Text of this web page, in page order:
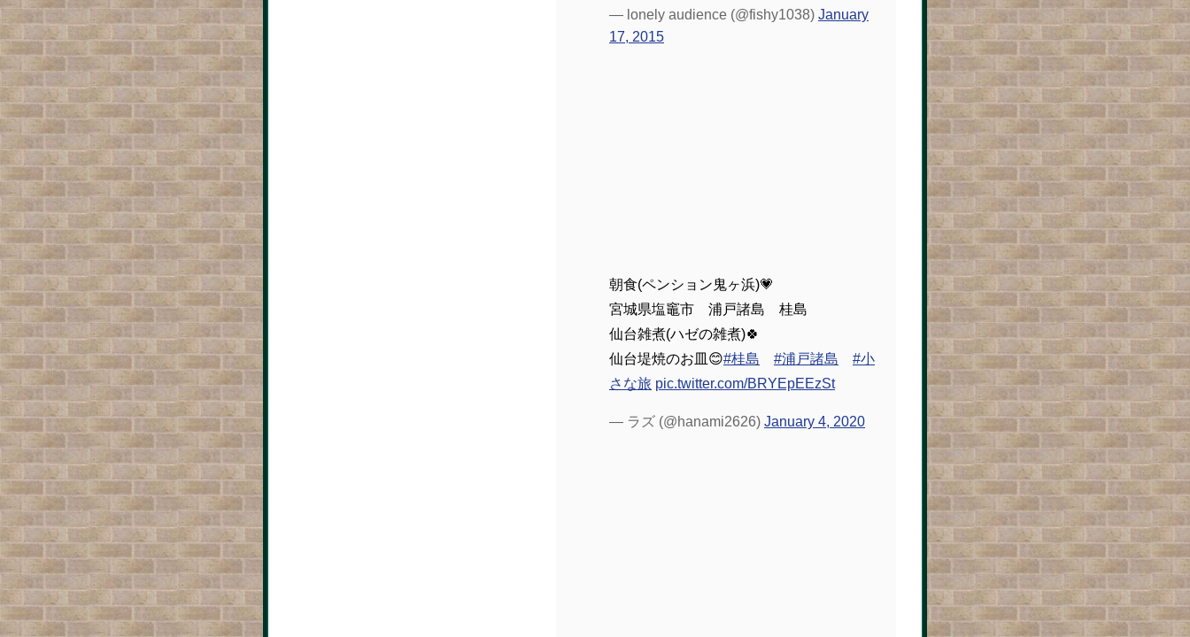
— lonely audience (@fishy1038) January
17, 2015
朝食(ペンション鬼ヶ浜)💗
宮城県塩竈市 浦戸諸島 桂島
仙台雑煮(ハゼの雑煮)🍀
仙台堤焼のお皿😊#桂島 #浦戸諸島
#小
さな旅 pic.twitter.com/BRYEpEEzSt
— ラズ (@hanami2626) January 4, 2020